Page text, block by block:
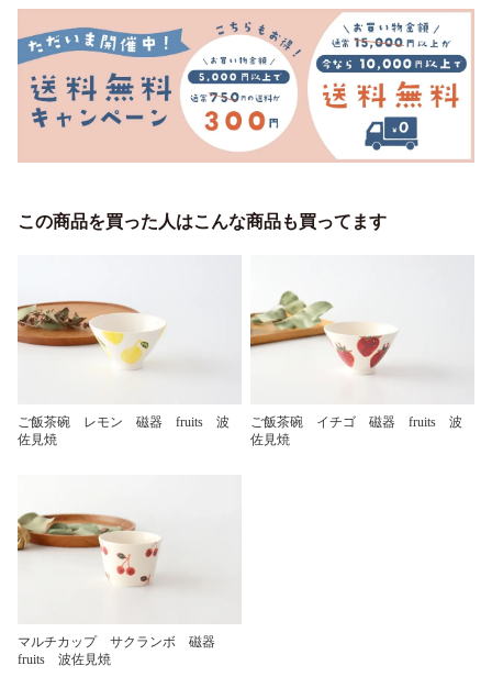
この商品を買った人はこんな商品も買ってます
ご飯茶碗 レモン 磁器 fruits 波
佐見焼
ご飯茶碗 イチゴ 磁器 fruits 波
佐見焼
マルチカップ サクランボ 磁器
fruits 波佐見焼